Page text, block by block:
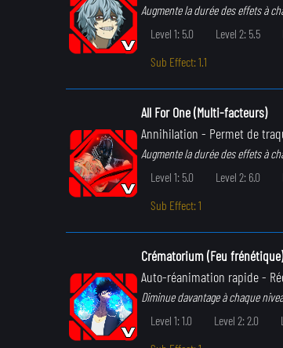
Augmente la durée des effets à
Level 1: 5.0
Level 2: 5.5
Sub Effect: 1.1
All For One (Multi-facteurs)
Annihilation - Permet de
Augmente la durée des effets à
Level 1: 5.0
Level 2: 6.0
Sub Effect: 1
Crématorium (Feu frénétique)
Auto-réanimation rapide-
Diminue davantage à chaque
Level 1: 1.0
Level 2: 2.0